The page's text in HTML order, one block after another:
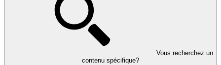
Vous recherchez un
contenu spécifique?